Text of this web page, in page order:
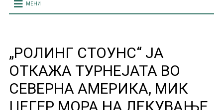
МЕНИ
„РОЛИНГ СТОУНС“ ЈА
ОТКАЖА ТУРНЕЈАТА ВО
СЕВЕРНА АМЕРИКА, МИК
ЏЕГЕР МОРА НА ЛЕКУВАЊЕ